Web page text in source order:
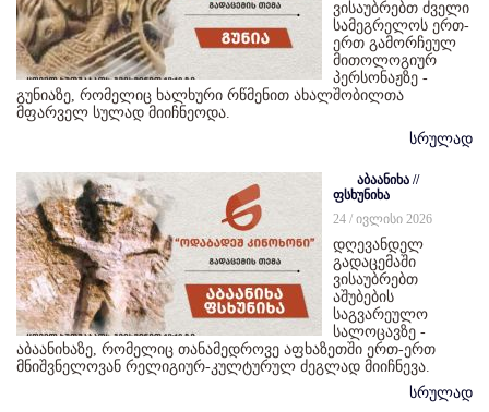
ვისაუბრებთ ძველი
სამეგრელოს ერთ-
ერთ გამორჩეულ
მითოლოგიურ
პერსონაჟზე -
გუნიაზე, რომელიც ხალხური რწმენით ახალშობილთა
მფარველ სულად მიიჩნეოდა.
სრულად
აბაანიხა //
ფსხუნიხა
24 / ივლისი 2026
დღევანდელ
გადაცემაში
ვისაუბრებთ
აშუბების
საგვარეულო
სალოცავზე -
აბაანიხაზე, რომელიც თანამედროვე აფხაზეთში ერთ-ერთ
მნიშვნელოვან რელიგიურ-კულტურულ ძეგლად მიიჩნევა.
სრულად